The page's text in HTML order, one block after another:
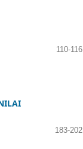
110-116
183-202